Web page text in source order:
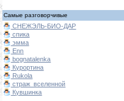
Самые разговорчивые
СНЕЖЭЛЬ-БИО-ДАР
спика
эмма
Enn
bognatalenka
Курортина
Rukola
страж_вселенной
Кувшинка